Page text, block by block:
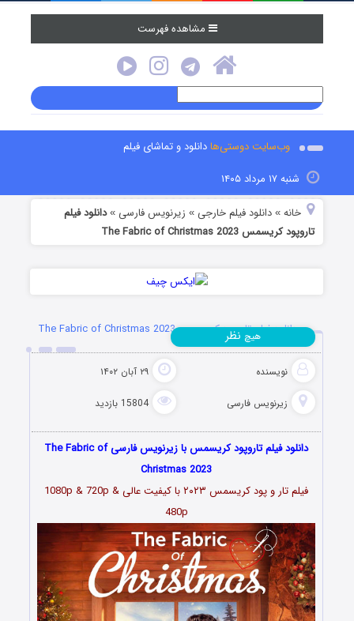
مشاهده فهرست
وب‌سایت دوستی‌هادانلود و تماشای فیلم
شنبه ۱۷ مرداد ۱۴۰۵
خانه »دانلود فیلم خارجی » زیرنویس فارسی »دانلود فیلم
تاروپود کریسمس The Fabric of Christmas 2023
دانلود فیلم تاروپود کریسمس The Fabric of Christmas 2023
نویسنده ۲۹ آبان ۱۴۰۲
زیرنویس فارسی 15804 بازدید
هیچ نظر
دانلود فیلم تاروپود کریسمس با زیرنویس فارسی The Fabric of
Christmas 2023
فیلم تار و پود کریسمس ۲۰۲۳
با کیفیت عالی 1080p & 720p &
480p